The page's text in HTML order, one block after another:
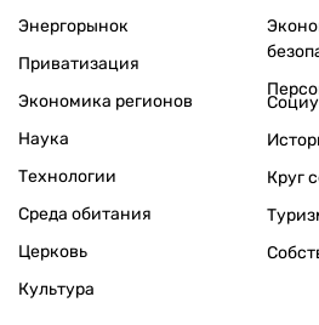
Энергорынок
Приватизация
Экономика регионов
Наука
Технологии
Среда обитания
Церковь
Культура
Круг